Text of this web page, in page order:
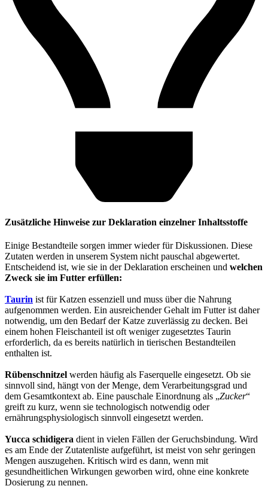
Zusätzliche Hinweise zur Deklaration einzelner Inhaltsstoffe
Einige Bestandteile sorgen immer wieder für Diskussionen. Diese
Zutaten werden in unserem System nicht pauschal abgewertet.
Entscheidend ist, wie sie in der Deklaration erscheinen und welchen
Zweck sie im Futter erfüllen:
Taurin ist für Katzen essenziell und muss über die Nahrung
aufgenommen werden. Ein ausreichender Gehalt im Futter ist daher
notwendig, um den Bedarf der Katze zuverlässig zu decken. Bei
einem hohen Fleischanteil ist oft weniger zugesetztes Taurin
erforderlich, da es bereits natürlich in tierischen Bestandteilen
enthalten ist.
Rübenschnitzel werden häufig als Faserquelle eingesetzt. Ob sie
sinnvoll sind, hängt von der Menge, dem Verarbeitungsgrad und
dem Gesamtkontext ab. Eine pauschale Einordnung als „Zucker“
greift zu kurz, wenn sie technologisch notwendig oder
ernährungsphysiologisch sinnvoll eingesetzt werden.
Yucca schidigera dient in vielen Fällen der Geruchsbindung. Wird
es am Ende der Zutatenliste aufgeführt, ist meist von sehr geringen
Mengen auszugehen. Kritisch wird es dann, wenn mit
gesundheitlichen Wirkungen geworben wird, ohne eine konkrete
Dosierung zu nennen.